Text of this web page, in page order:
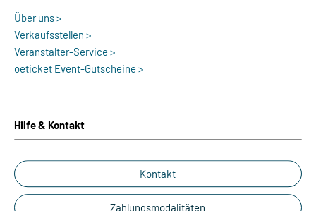
Über uns >
Verkaufsstellen >
Veranstalter-Service >
oeticket Event-Gutscheine >
Hilfe & Kontakt
Kontakt
Zahlungsmodalitäten